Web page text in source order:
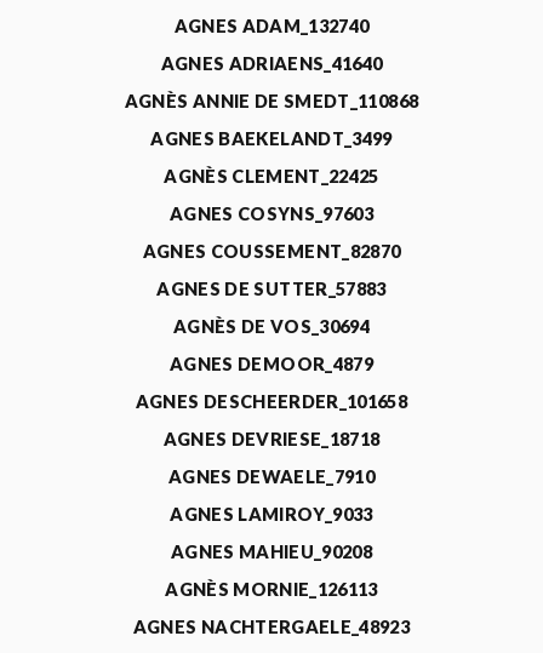
AGNES ADAM_132740
AGNES ADRIAENS_41640
AGNÈS ANNIE DE SMEDT_110868
AGNES BAEKELANDT_3499
AGNÈS CLEMENT_22425
AGNES COSYNS_97603
AGNES COUSSEMENT_82870
AGNES DE SUTTER_57883
AGNÈS DE VOS_30694
AGNES DEMOOR_4879
AGNES DESCHEERDER_101658
AGNES DEVRIESE_18718
AGNES DEWAELE_7910
AGNES LAMIROY_9033
AGNES MAHIEU_90208
AGNÈS MORNIE_126113
AGNES NACHTERGAELE_48923